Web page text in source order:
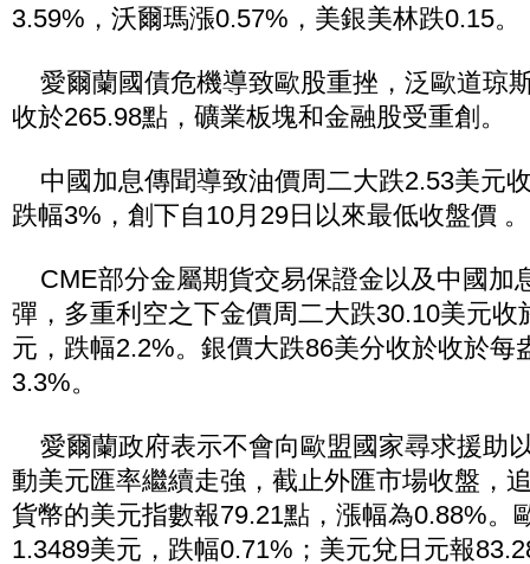
3.59%，沃爾瑪漲0.57%，美銀美林跌0.15。
愛爾蘭國債危機導致歐股重挫，泛歐道琼
收於265.98點，礦業板塊和金融股受重創。
中國加息傳聞導致油價周二大跌2.53美元
跌幅3%，創下自10月29日以來最低收盤價 。
CME部分金屬期貨交易保證金以及中國加
彈，多重利空之下金價周二大跌30.10美元收
元，跌幅2.2%。銀價大跌86美分收於收於每
3.3%。
愛爾蘭政府表示不會向歐盟國家尋求援助
動美元匯率繼續走強，截止外匯市場收盤，
貨幣的美元指數報79.21點，漲幅為0.88%。
1.3489美元，跌幅0.71%；美元兌日元報